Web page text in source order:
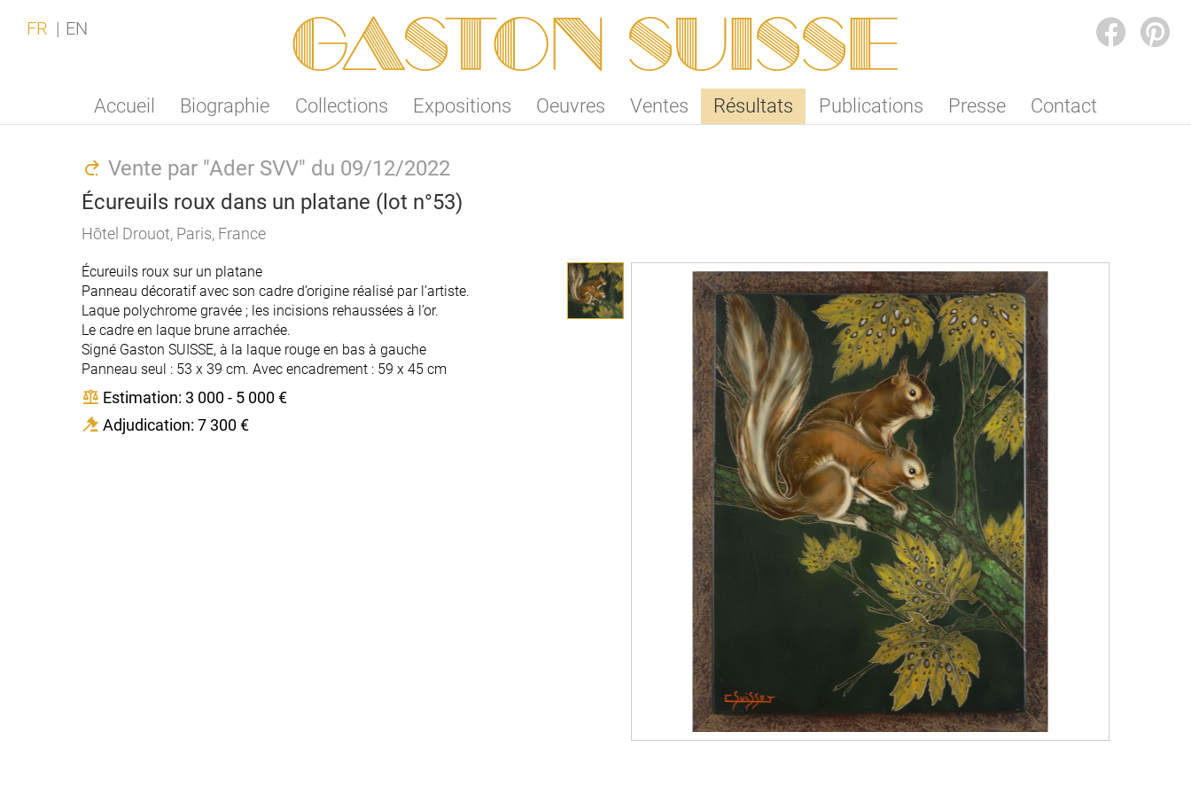
Gaston SUISSE
Accueil Biographie Collections Expositions Oeuvres Ventes Résultats Publications Presse Contact
FR EN
Vente par "Ader SVV" du 09/12/2022
Écureuils roux dans un platane (lot n°53)
Hôtel Drouot, Paris, France
Écureuils roux sur un platane
Panneau décoratif avec son cadre d’origine réalisé par l’artiste.
Laque polychrome gravée ; les incisions rehaussées à l’or.
Le cadre en laque brune arrachée.
Signé Gaston SUISSE, à la laque rouge en bas à gauche
Panneau seul : 53 x 39 cm. Avec encadrement : 59 x 45 cm
Estimation: 3 000 - 5 000 €
Adjudication: 7 300 €